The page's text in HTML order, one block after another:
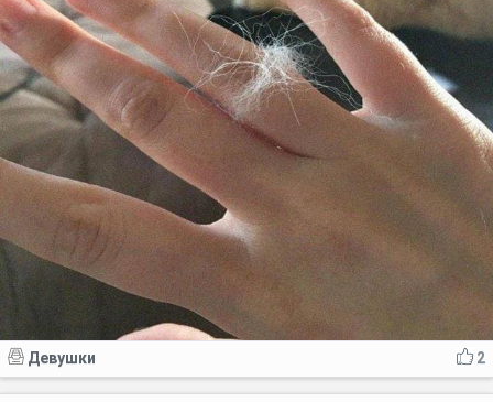
2
Девушки